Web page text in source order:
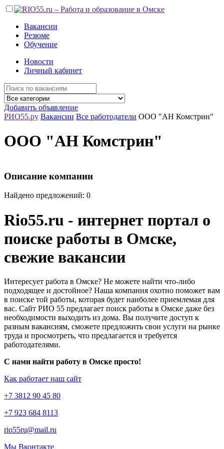
Вакансии
Резюме
Обучение
Новости
Личный кабинет
Добавить объявление
РИО55.ру Вакансии Все работодатели ООО "АН Комстрин"
ООО "АН Комстрин"
Описание компании
Найдено предложений: 0
Rio55.ru - интернет портал о
поиске работы в Омске,
свежие вакансии
Интересует работа в Омске? Не можете найти что-либо
подходящее и достойное? Наша компания охотно поможет вам
в поиске той работы, которая будет наиболее приемлемая для
вас. Сайт РИО 55 предлагает поиск работы в Омске даже без
необходимости выходить из дома. Вы получите доступ к
разным вакансиям, сможете предложить свои услуги на рынке
труда и просмотреть, что предлагается и требуется
работодателями.
С нами найти работу в Омске просто!
Как работает наш сайт
+7 3812 90 45 80
+7 923 684 8113
rio55ru@mail.ru
Мы Вконтакте